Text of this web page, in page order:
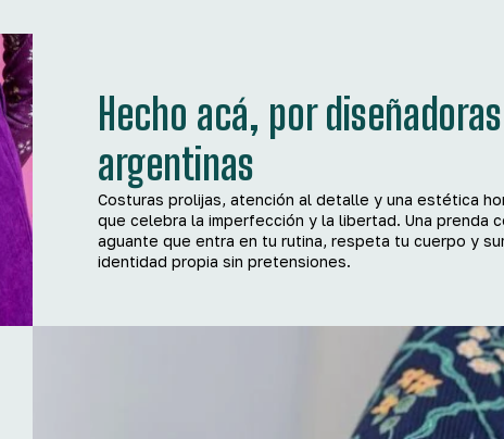
Hecho acá, por diseñadoras
argentinas
Costuras prolijas, atención al detalle y una estética
que celebra la imperfección y la libertad. Una prenda
aguante que entra en tu rutina, respeta tu cuerpo y
identidad propia sin pretensiones.